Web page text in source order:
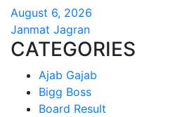
August 6, 2026
Janmat Jagran
CATEGORIES
Ajab Gajab
Bigg Boss
Board Result